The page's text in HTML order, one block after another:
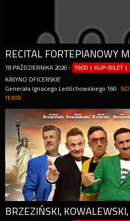
18 PAŹDZIERNIKA 2026 - 19:00 | KUP-BILET |
KASYNO OFICERSKIE
Generała Ignacego Ledóchowskiego 160
TEATR